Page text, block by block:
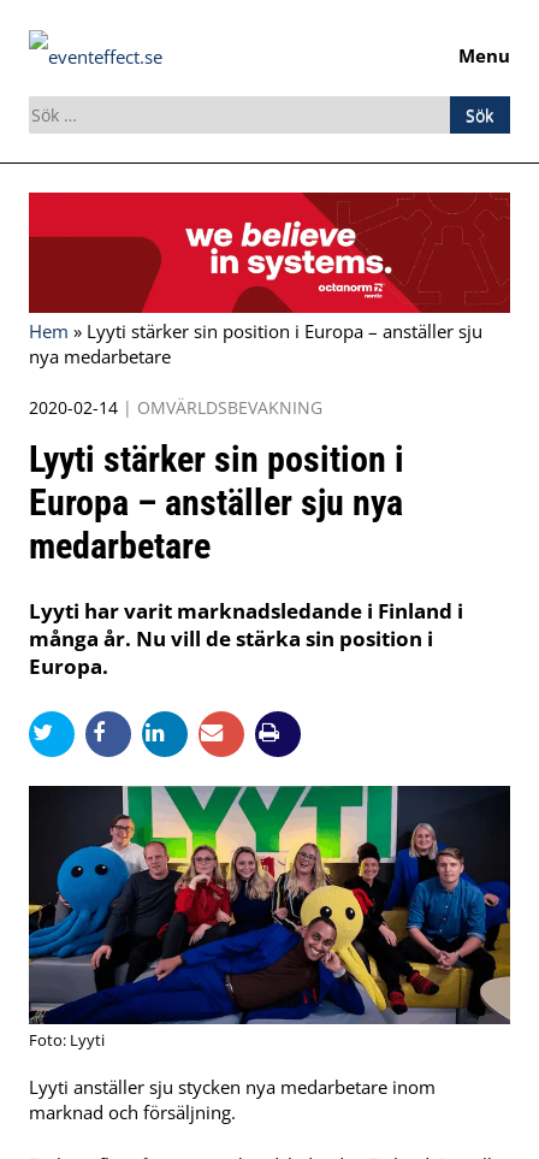
Menu
Sök
efter:
Hem » Lyyti stärker sin position i Europa – anställer sju
nya medarbetare
2020-02-14 | OMVÄRLDSBEVAKNING
Lyyti stärker sin position i
Europa – anställer sju nya
medarbetare
Lyyti har varit marknadsledande i Finland i
många år. Nu vill de stärka sin position i
Europa.
Foto: Lyyti
Lyyti anställer sju stycken nya medarbetare inom
marknad och försäljning.